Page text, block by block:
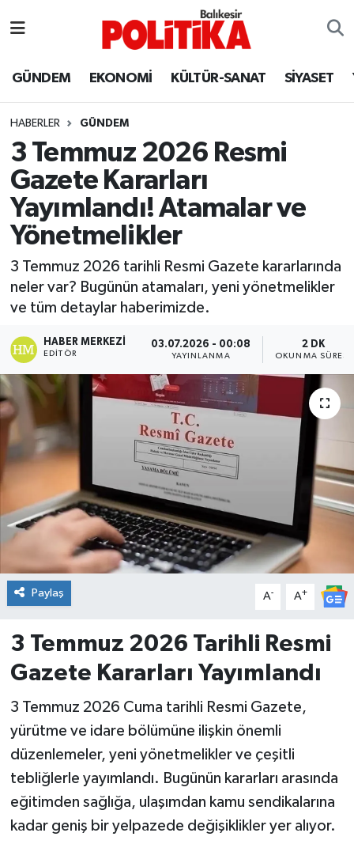
GÜNDEM EKONOMİ KÜLTÜR-SANAT SİYASET
HABERLER GÜNDEM
3 Temmuz 2026 Resmi
Gazete Kararları
Yayımlandı! Atamalar ve
Yönetmelikler
3 Temmuz 2026 tarihli Resmi Gazete kararlarında
neler var? Bugünün atamaları, yeni yönetmelikler
ve tüm detaylar haberimizde.
HABER MERKEZI
EDITÖR
03.07.2026 - 00:08
YAYINLANMA
2 DK
OKUNMA SÜRESI
Paylaş A- A+
3 Temmuz 2026 Tarihli Resmi
Gazete Kararları Yayımlandı
3 Temmuz 2026 Cuma tarihli Resmi Gazete,
yürütme ve idare bölümüne ilişkin önemli
düzenlemeler, yeni yönetmelikler ve çeşitli
tebliğlerle yayımlandı. Bugünün kararları arasında
eğitimden sağlığa, ulaşımdan kamu sendikalarına
kadar geniş bir yelpazede değişiklikler yer alıyor.
Ayvalık
Balya
Bandırma
Bigadiç
BİYOGRAFİLER
Burhaniye
ÇEVRE
DÜNYA
Dursunbey
Edremit
EĞİTİM
EKONOMİ
Erdek
Gönen
Havran
İvrindi
KENT GÜNDEMİ
Kepsut
Balıkesir Hava Durumu
Balıkesir Namaz Vakitleri
Balıkesir Trafik Yoğunluk Haritası
Süper Lig Puan Durumu ve Fikstür
Tüm Manşetler
Son Dakika Haberleri
Haber Arşivi